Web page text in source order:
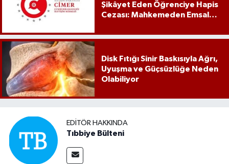
Şikâyet Eden Öğrenciye Hapis
Cezası: Mahkemeden Emsal
Disk Fıtığı Sinir Baskısıyla Ağrı,
Uyuşma ve Güçsüzlüğe Neden
Olabiliyor
EDITÖR HAKKINDA
Tıbbiye Bülteni